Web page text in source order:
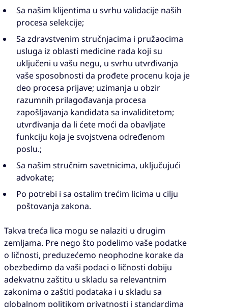
Sa našim klijentima u svrhu validacije naših
procesa selekcije;
Sa zdravstvenim stručnjacima i pružaocima
usluga iz oblasti medicine rada koji su
uključeni u vašu negu, u svrhu utvrđivanja
vaše sposobnosti da prođete procenu koja je
deo procesa prijave; uzimanja u obzir
razumnih prilagođavanja procesa
zapošljavanja kandidata sa invaliditetom;
utvrđivanja da li ćete moći da obavljate
funkciju koja je svojstvena određenom
poslu.;
Sa našim stručnim savetnicima, uključujući
advokate;
Po potrebi i sa ostalim trećim licima u cilju
poštovanja zakona.
Takva treća lica mogu se nalaziti u drugim
zemljama. Pre nego što podelimo vaše podatke
o ličnosti, preduzećemo neophodne korake da
obezbedimo da vaši podaci o ličnosti dobiju
adekvatnu zaštitu u skladu sa relevantnim
zakonima o zaštiti podataka i u skladu sa
globalnom politikom privatnosti i standardima